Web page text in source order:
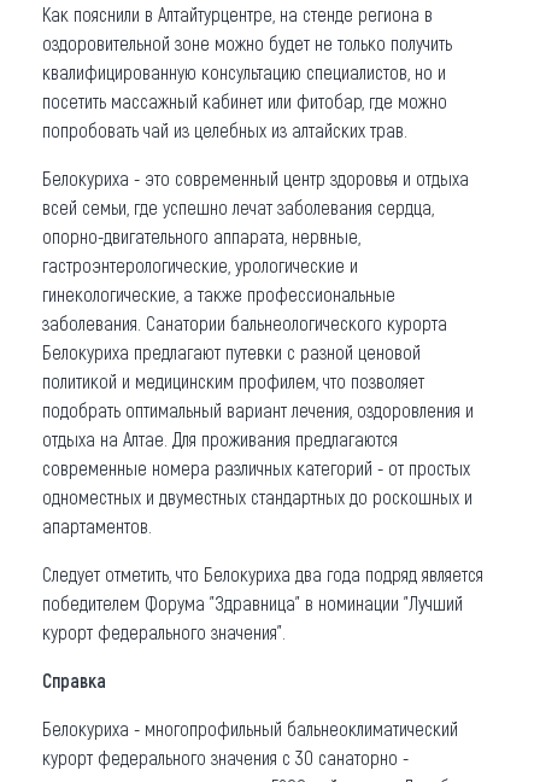
Как пояснили в Алтайтурцентре, на стенде региона в
оздоровительной зоне можно будет не только получить
квалифицированную консультацию специалистов, но и
посетить массажный кабинет или фитобар, где можно
попробовать чай из целебных из алтайских трав.
Белокуриха - это современный центр здоровья и отдыха
всей семьи, где успешно лечат заболевания сердца,
опорно-двигательного аппарата, нервные,
гастроэнтерологические, урологические и
гинекологические, а также профессиональные
заболевания. Санатории бальнеологического курорта
Белокуриха предлагают путевки с разной ценовой
политикой и медицинским профилем, что позволяет
подобрать оптимальный вариант лечения, оздоровления и
отдыха на Алтае. Для проживания предлагаются
современные номера различных категорий - от простых
одноместных и двуместных стандартных до роскошных и
апартаментов.
Следует отметить, что Белокуриха два года подряд является
победителем Форума "Здравница" в номинации "Лучший
курорт федерального значения".
Справка
Белокуриха - многопрофильный бальнеоклиматический
курорт федерального значения с 30 санаторно -